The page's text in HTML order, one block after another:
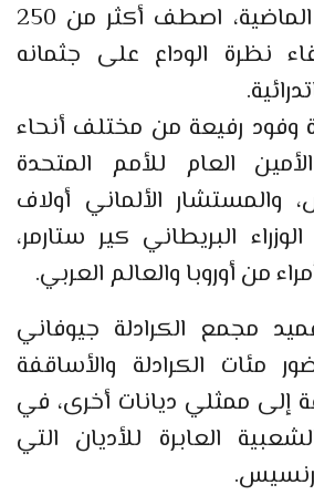
على مدى الأيام الماضية، اصطف أكثر من 250
نظرة الوداع على جثمانه
وفود رفيعة من مختلف أنحاء
العام للأمم المتحدة
والمستشار الألماني أولاف
البريطاني كير ستارمر،
من أوروبا والعالم العربي.
مجمع الكرادلة جيوفاني
مئات الكرادلة والأساقفة
إلى ممثلي ديانات أخرى، في
العابرة للأديان التي